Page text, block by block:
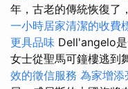
年，古老的傳統恢復了
一小時居家清潔的收費
更具品味 Dell'angelo
女士從聖馬可鐘樓逃到
效的徵信服務 為家增添